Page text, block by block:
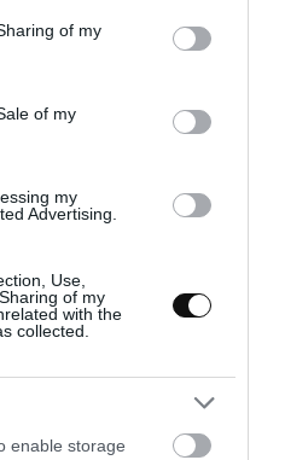
behaviour. You may click to
and its third-party tags to
purposes in below Google
of my
of my
my
Advertising.
Use,
of my
with the
collected.
enable storage
– Panecillos de
receta}
pudieran estar tan
los habéis visto en mil
un panecillo dulce más.